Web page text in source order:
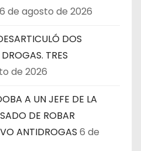
6 de agosto de 2026
DOS
TRES
de 2026
A UN JEFE DE LA
DE ROBAR
ANTIDROGAS 6 de